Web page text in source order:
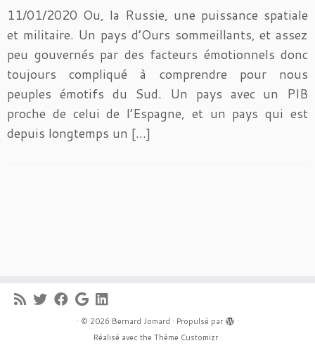
11/01/2020 Ou, la Russie, une puissance spatiale
et militaire. Un pays d’Ours sommeillants, et assez
peu gouvernés par des facteurs émotionnels donc
toujours compliqué à comprendre pour nous
peuples émotifs du Sud. Un pays avec un PIB
proche de celui de l’Espagne, et un pays qui est
depuis longtemps un […]
· © 2026 Bernard Jomard · Propulsé par
·
Réalisé avec the Thème Customizr·